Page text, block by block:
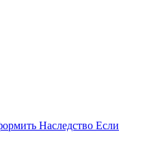
Наследство Если